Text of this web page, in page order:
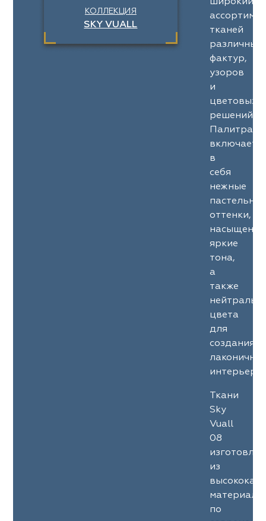
КОЛЛЕКЦИЯ
SKY VUALL
тканей
различных
фактур,
узоров
и
цветовых
решений.
Палитра
включает
в
себя
нежные
оттенки,
яркие
тона,
а
также
цвета
для
создания
Ткани
Sky
Vuall
08
из
по